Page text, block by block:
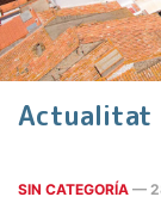
Actualitat
SIN CATEGORÍA —